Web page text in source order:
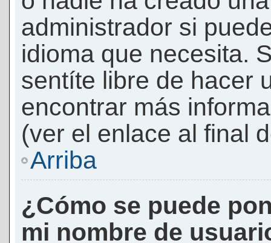
administrador si
idioma que necesita.
sentíte libre de hacer
encontrar más
(ver el enlace al final
Arriba
¿Cómo se puede
mi nombre de